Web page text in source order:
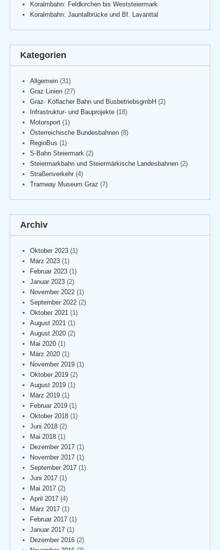
Koralmbahn: Feldkirchen bis Weststeiermark
Koralmbahn: Jauntalbrücke und Bf. Lavanttal
Kategorien
Allgemein (31)
Graz Linien (27)
Graz- Köflacher Bahn und BusbetriebsgmbH (2)
Infrastruktur- und Bauprojekte (18)
Motorsport (1)
Österreichische Bundesbahnen (8)
RegioBus (1)
S-Bahn Steiermark (2)
Steiermarkbahn und Steiermärkische Landesbahnen (2)
Straßenverkehr (4)
Tramway Museum Graz (7)
Archiv
Oktober 2023 (1)
März 2023 (1)
Februar 2023 (1)
Januar 2023 (2)
November 2022 (1)
September 2022 (2)
Oktober 2021 (1)
August 2021 (1)
August 2020 (2)
Mai 2020 (1)
März 2020 (1)
November 2019 (1)
Oktober 2019 (2)
August 2019 (1)
März 2019 (1)
Februar 2019 (1)
Oktober 2018 (1)
Juni 2018 (2)
Mai 2018 (1)
Dezember 2017 (1)
November 2017 (1)
September 2017 (1)
Juni 2017 (1)
Mai 2017 (2)
April 2017 (4)
März 2017 (1)
Februar 2017 (1)
Januar 2017 (1)
Dezember 2016 (2)